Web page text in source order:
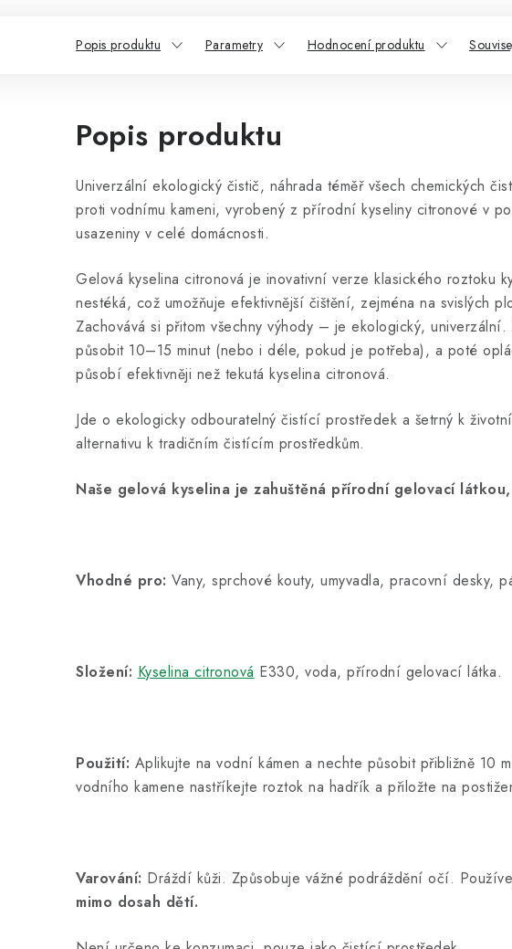
Popis produktu Parametry Hodnocení produktu
Popis produktu
Univerzální ekologický čistič, náhrada téměř všech chemických
proti vodnímu kameni, vyrobený z přírodní kyseliny citronové v
usazeniny v celé domácnosti.
Gelová kyselina citronová je inovativní verze klasického roztoku
nestéká, což umožňuje efektivnější čištění, zejména na svislých
Zachovává si přitom všechny výhody – je ekologický,
působit 10–15 minut (nebo i déle, pokud je potřeba), a poté
působí efektivněji než tekutá kyselina citronová.
Jde o ekologicky odbouratelný čistící prostředek a šetrný k
alternativu k tradičním čistícím prostředkům.
Naše gelová kyselina je zahuštěná přírodní gelovací
Vhodné pro: Vany, sprchové kouty, umyvadla, pracovní desky,
Složení: Kyselina citronová E330, voda, přírodní gelovací látka.
Použití: Aplikujte na vodní kámen a nechte působit přibližně 10
vodního kamene nastříkejte roztok na hadřík a přiložte na
Varování: Dráždí kůži. Způsobuje vážné podráždění očí.
mimo dosah dětí.